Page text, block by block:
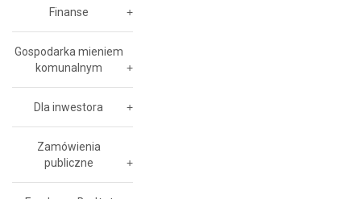
Finanse
Gospodarka mieniem
komunalnym
Dla inwestora
Zamówienia
publiczne